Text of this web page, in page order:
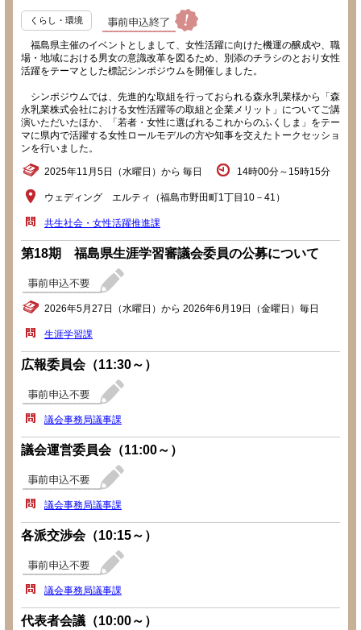
くらし・環境
福島県主催のイベントとしまして、女性活躍に向けた機運の醸成や、職
場・地域における男女の意識改革を図るため、別添のチラシのとおり女性
活躍をテーマとした標記シンポジウムを開催しました。
シンポジウムでは、先進的な取組を行っておられる森永乳業様から「森
永乳業株式会社における女性活躍等の取組と企業メリット」についてご講
演いただいたほか、「若者・女性に選ばれるこれからのふくしま」をテー
マに県内で活躍する女性ロールモデルの方や知事を交えたトークセッショ
ンを行いました。
2025年11月5日（水曜日）から 毎日 14時00分～15時15分
ウェディング エルティ（福島市野田町1丁目10－41）
共生社会・女性活躍推進課
第18期 福島県生涯学習審議会委員の公募について
2026年5月27日（水曜日）から 2026年6月19日（金曜日）毎日
生涯学習課
広報委員会（11:30～）
議会事務局議事課
議会運営委員会（11:00～）
議会事務局議事課
各派交渉会（10:15～）
議会事務局議事課
代表者会議（10:00～）